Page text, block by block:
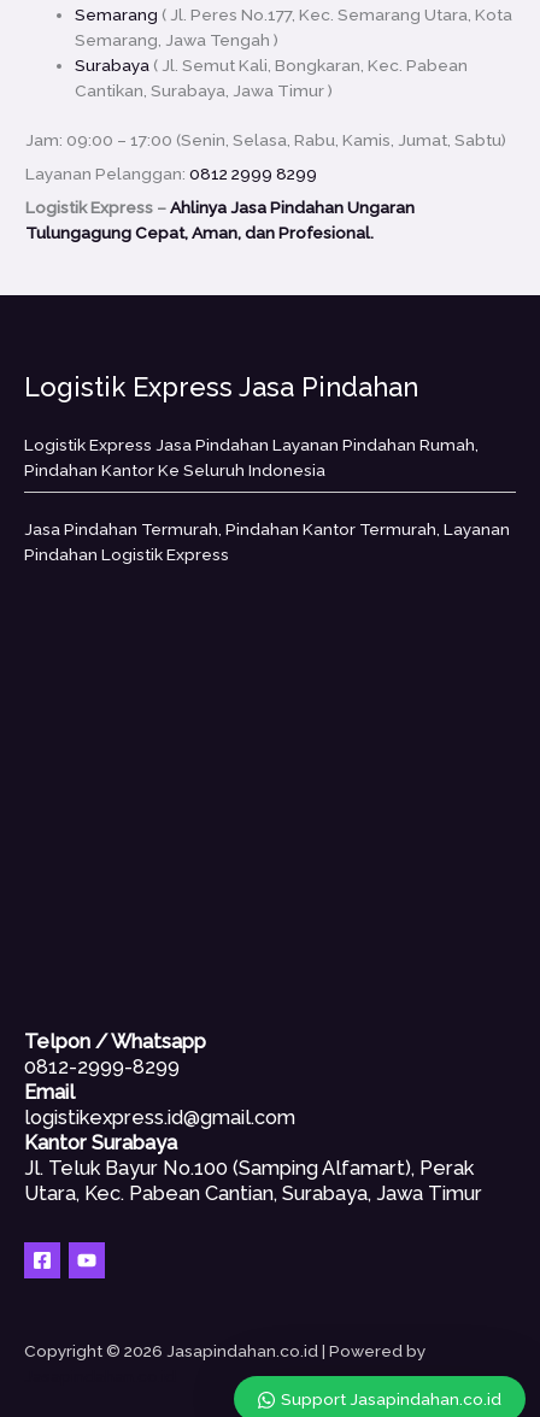
Semarang ( Jl. Peres No.177, Kec. Semarang Utara, Kota
Semarang, Jawa Tengah )
Surabaya ( Jl. Semut Kali, Bongkaran, Kec. Pabean
Cantikan, Surabaya, Jawa Timur )
Jam: 09:00 – 17:00 (Senin, Selasa, Rabu, Kamis, Jumat, Sabtu)
Layanan Pelanggan:0812 2999 8299
Logistik Express –Ahlinya Jasa Pindahan Ungaran
Tulungagung Cepat, Aman, dan Profesional.
Logistik Express Jasa Pindahan
Logistik Express Jasa Pindahan Layanan Pindahan Rumah,
Pindahan Kantor Ke Seluruh Indonesia
Jasa Pindahan Termurah, Pindahan Kantor Termurah, Layanan
Pindahan Logistik Express
Telpon / Whatsapp
0812-2999-8299
Email
logistikexpress.id@gmail.com
Kantor Surabaya
Jl. Teluk Bayur No.100 (Samping Alfamart), Perak
Utara, Kec. Pabean Cantian, Surabaya, Jawa Timur
Copyright © 2026 Jasapindahan.co.id | Powered by
Support Jasapindahan.co.id